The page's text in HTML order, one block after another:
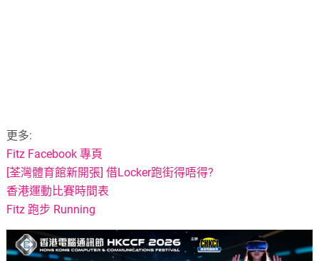
更多:
Fitz Facebook 專頁
[荃灣體育館新開張] 借Locker跑街得唔得?
香港運動比賽時間表
Fitz 跑步 Running